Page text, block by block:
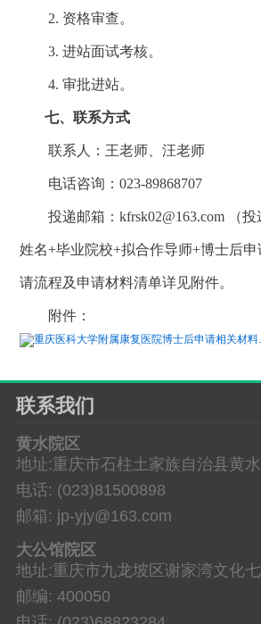
2. 资格审查。
3. 进站面试考核。
4. 审批进站。
七、联系方式
联系人： 王老师 、汪老师
电话咨询：023-89868707
投递邮箱：kfrsk02@163.com （投
姓名+毕业院校+拟合作导师+博士后
请流程及申请材料清单详见附件。
附件：
重庆医科大学附属康复医院博士后申请相关材料
联系我们
黄水院区
地址:重庆市石柱土家族自治县黄
电话: (023)81500898
邮箱: jp-yjy@163.com
大公馆院区
地址:重庆市九龙坡区谢家湾文化
邮编: 400050